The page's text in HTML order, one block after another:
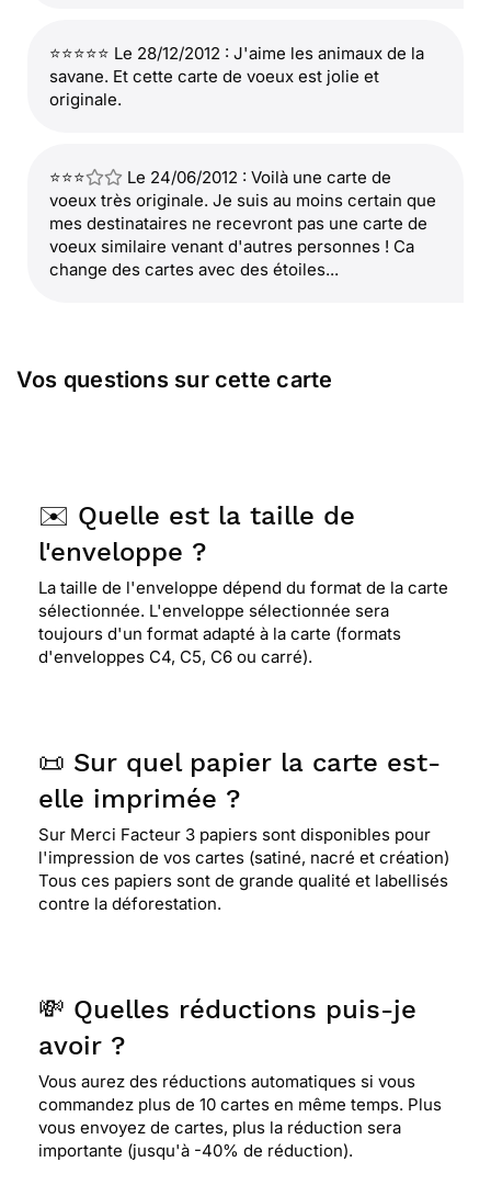
⭐⭐⭐⭐⭐ Le 28/12/2012 : J'aime les animaux de la
savane. Et cette carte de voeux est jolie et
originale.
⭐⭐⭐
Le 24/06/2012 : Voilà une carte de
voeux très originale. Je suis au moins certain que
mes destinataires ne recevront pas une carte de
voeux similaire venant d'autres personnes ! Ca
change des cartes avec des étoiles...
Vos questions sur cette carte
✉️ Quelle est la taille de
l'enveloppe ?
La taille de l'enveloppe dépend du format de la carte
sélectionnée. L'enveloppe sélectionnée sera
toujours d'un format adapté à la carte (formats
d'enveloppes C4, C5, C6 ou carré).
📜 Sur quel papier la carte est-
elle imprimée ?
Sur Merci Facteur 3 papiers sont disponibles pour
l'impression de vos cartes (satiné, nacré et création)
Tous ces papiers sont de grande qualité et labellisés
contre la déforestation.
💸 Quelles réductions puis-je
avoir ?
Vous aurez des réductions automatiques si vous
commandez plus de 10 cartes en même temps. Plus
vous envoyez de cartes, plus la réduction sera
importante (jusqu'à -40% de réduction).